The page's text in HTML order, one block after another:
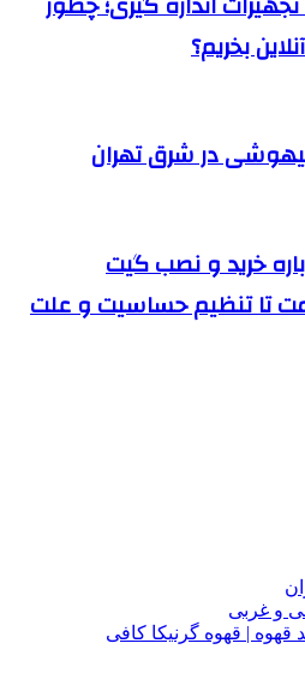
بخریم؟
در شرق تهران
خرید و نصب گیت
تا تنظیم حساسیت و علت
و غربی
قهوه | قهوه گرنیکا کافی